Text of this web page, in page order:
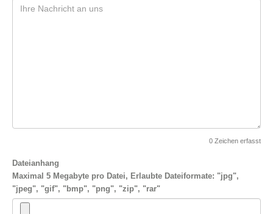
0 Zeichen erfasst
Dateianhang
Maximal 5 Megabyte pro Datei, Erlaubte Dateiformate: "jpg",
"jpeg", "gif", "bmp", "png", "zip", "rar"